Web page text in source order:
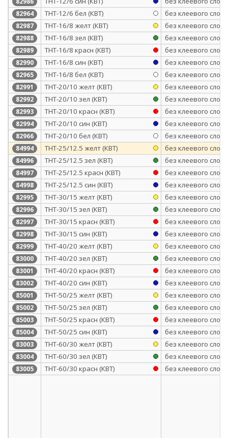
82964 ТНТ-12/6 бел (КВТ) без клеевого слоя
82987 ТНТ-16/8 желт (КВТ) без клеевого слоя
82988 ТНТ-16/8 зел (КВТ) без клеевого слоя
82989 ТНТ-16/8 красн (КВТ) без клеевого слоя
82990 ТНТ-16/8 син (КВТ) без клеевого слоя
82965 ТНТ-16/8 бел (КВТ) без клеевого слоя
82991 ТНТ-20/10 желт (КВТ) без клеевого слоя
82992 ТНТ-20/10 зел (КВТ) без клеевого слоя
82993 ТНТ-20/10 красн (КВТ) без клеевого слоя
82994 ТНТ-20/10 син (КВТ) без клеевого слоя
82966 ТНТ-20/10 бел (КВТ) без клеевого слоя
84994 ТНТ-25/12.5 желт (КВТ) без клеевого слоя
84996 ТНТ-25/12.5 зел (КВТ) без клеевого слоя
84997 ТНТ-25/12.5 красн (КВТ) без клеевого слоя
84998 ТНТ-25/12.5 син (КВТ) без клеевого слоя
82995 ТНТ-30/15 желт (КВТ) без клеевого слоя
82996 ТНТ-30/15 зел (КВТ) без клеевого слоя
82997 ТНТ-30/15 красн (КВТ) без клеевого слоя
82998 ТНТ-30/15 син (КВТ) без клеевого слоя
82999 ТНТ-40/20 желт (КВТ) без клеевого слоя
83000 ТНТ-40/20 зел (КВТ) без клеевого слоя
83001 ТНТ-40/20 красн (КВТ) без клеевого слоя
83002 ТНТ-40/20 син (КВТ) без клеевого слоя
85001 ТНТ-50/25 желт (КВТ) без клеевого слоя
85002 ТНТ-50/25 зел (КВТ) без клеевого слоя
85003 ТНТ-50/25 красн (КВТ) без клеевого слоя
85004 ТНТ-50/25 син (КВТ) без клеевого слоя
83003 ТНТ-60/30 желт (КВТ) без клеевого слоя
83004 ТНТ-60/30 зел (КВТ) без клеевого слоя
83005 ТНТ-60/30 красн (КВТ) без клеевого слоя